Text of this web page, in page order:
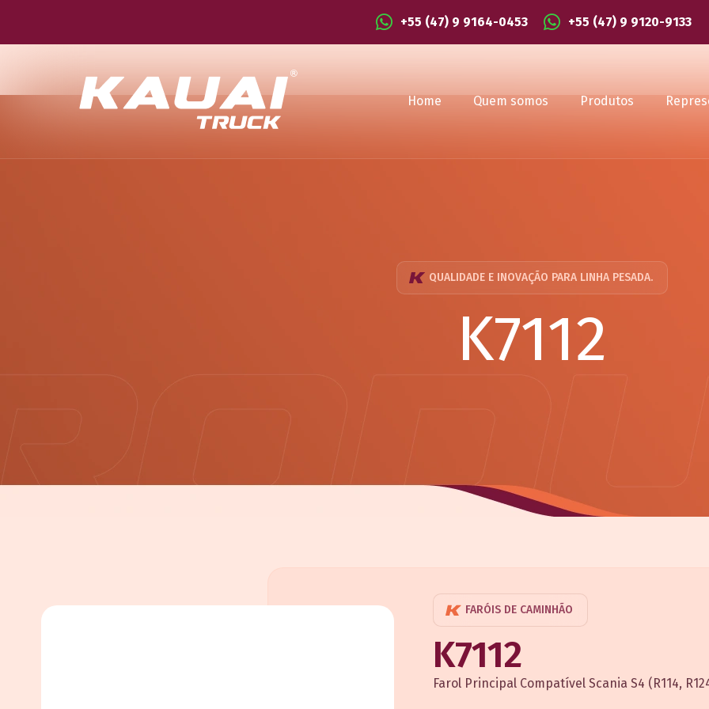
+55 (47) 9 9164-0453 +55 (47) 9 9120-9133
Home Quem somos Produtos
QUALIDADE E INOVAÇÃO PARA LINHA PESADA.
K7112
FARÓIS DE CAMINHÃO
K7112
Farol Principal Compatível Scania S4 (R114,